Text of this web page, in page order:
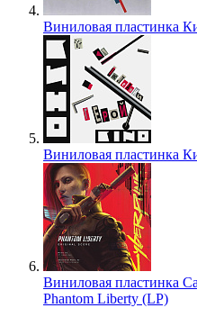
Виниловая пластинка
Виниловая пластинка
Виниловая пластинка
Phantom Liberty (LP)